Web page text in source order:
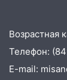
13:16
уступил
Возрастная
Телефон:
E-mail: